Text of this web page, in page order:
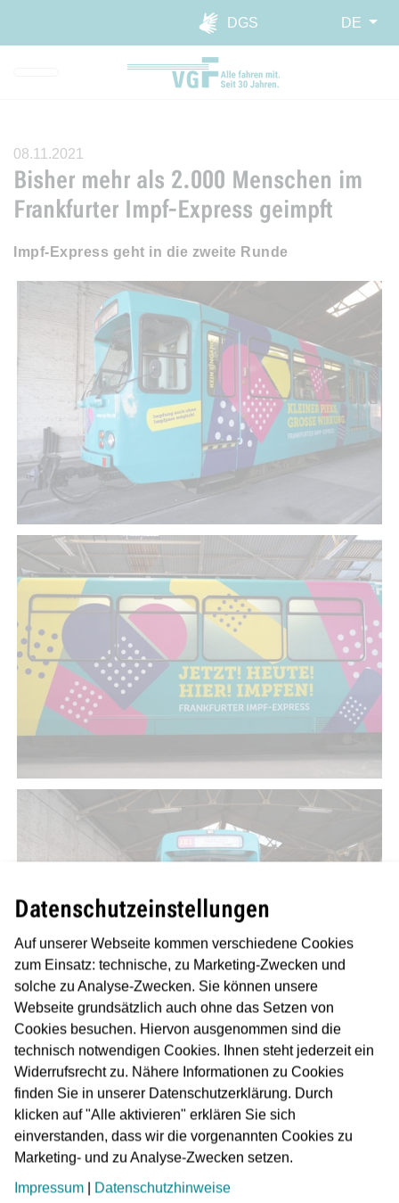
Direkt zur Hauptnavigation
Direkt zum Inhalt springen
Webseiten-Barriere melden
DGS
DE
08.11.2021
Bisher mehr als 2.000 Menschen im
Frankfurter Impf-Express geimpft
Impf-Express geht in die zweite Runde
Datenschutzeinstellungen
Auf unserer Webseite kommen verschiedene Cookies
zum Einsatz: technische, zu Marketing-Zwecken und
solche zu Analyse-Zwecken. Sie können unsere
Webseite grundsätzlich auch ohne das Setzen von
Cookies besuchen. Hiervon ausgenommen sind die
technisch notwendigen Cookies. Ihnen steht jederzeit ein
Widerrufsrecht zu. Nähere Informationen zu Cookies
finden Sie in unserer Datenschutzerklärung. Durch
klicken auf "Alle aktivieren" erklären Sie sich
einverstanden, dass wir die vorgenannten Cookies zu
Marketing- und zu Analyse-Zwecken setzen.
Impressum | Datenschutzhinweise